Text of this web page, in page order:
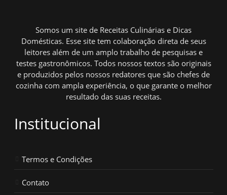
Somos um site de Receitas Culinárias e Dicas
Domésticas. Esse site tem colaboração direta de seus
leitores além de um amplo trabalho de pesquisas e
testes gastronômicos. Todos nossos textos são originais
e produzidos pelos nossos redatores que são chefes de
cozinha com ampla experiência, o que garante o melhor
resultado das suas receitas.
Institucional
Termos e Condições
Contato